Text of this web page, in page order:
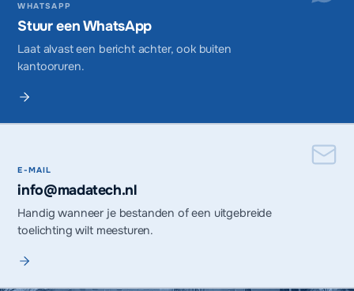
WHATSAPP
Stuur een WhatsApp
Laat alvast een bericht achter, ook buiten
kantooruren.
E-MAIL
info@madatech.nl
Handig wanneer je bestanden of een uitgebreide
toelichting wilt meesturen.